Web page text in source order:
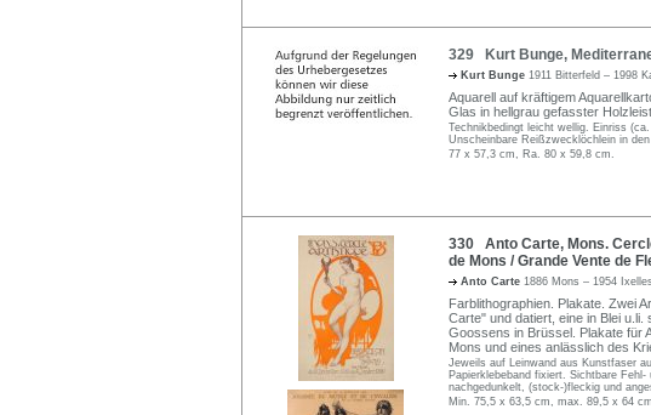
329 Kurt Bunge,
Kurt Bunge 1911 Bitterfeld – 1998
Aquarell auf kräftigem
Glas in hellgrau gefasster
Technikbedingt leicht wellig. Einriss
Unscheinbare Reißzwecklöchlein in
77 x 57,3 cm, Ra. 80 x 59,8 cm.
330 Anto Carte, Mons.
de Mons / Grande Vente de
Anto Carte 1886 Mons – 1954
Farblithographien. Plakate. Zwei
Carte" und datiert, eine in Blei
Goossens in Brüssel. Plakate für
Mons und eines anlässlich des
Jeweils auf Leinwand aus Kunstfaser
Papierklebeband fixiert. Sichtbare
nachgedunkelt, (stock-)fleckig und
Min. 75,5 x 63,5 cm, max. 89,5 x 64